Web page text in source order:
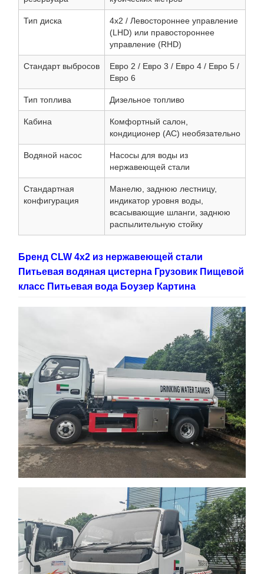
Тип диска
4x2 / Левостороннее управление
(LHD) или правостороннее
управление (RHD)
Стандарт выбросов
Евро 2 / Евро 3 / Евро 4 / Евро 5 /
Евро 6
Тип топлива Дизельное топливо
Кабина
Комфортный салон,
кондиционер (AC) необязательно
Водяной насос
Насосы для воды из
нержавеющей стали
Стандартная
конфигурация
Манелю, заднюю лестницу,
индикатор уровня воды,
всасывающие шланги, заднюю
распылительную стойку
Бренд CLW 4x2 из нержавеющей стали
Питьевая водяная цистерна Грузовик Пищевой
класс Питьевая вода Боузер Картина